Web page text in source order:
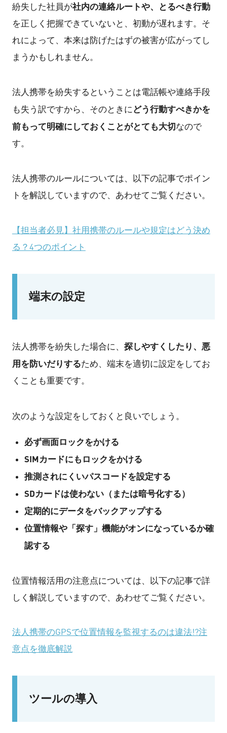
紛失した社員が社内の連絡ルートや、とるべき行動
を正しく把握できていないと、初動が遅れます。そ
れによって、本来は防げたはずの被害が広がってし
まうかもしれません。
法人携帯を紛失するということは電話帳や連絡手段
も失う訳ですから、そのときにどう行動すべきかを
前もって明確にしておくことがとても大切なので
す。
法人携帯のルールについては、以下の記事でポイン
トを解説していますので、あわせてご覧ください。
【担当者必見】社用携帯のルールや規定はどう決め
る？4つのポイント
端末の設定
法人携帯を紛失した場合に、 探しやすくしたり、悪
用を防いだりするため、端末を適切に設定をしてお
くことも重要です。
次のような設定をしておくと良いでしょう。
必ず画面ロックをかける
SIMカードにもロックをかける
推測されにくいパスコードを設定する
SDカードは使わない（または暗号化する）
定期的にデータをバックアップする
位置情報や「探す」機能がオンになっているか確
認する
位置情報活用の注意点については、以下の記事で詳
しく解説していますので、あわせてご覧ください。
法人携帯のGPSで位置情報を監視するのは違法!?注
意点を徹底解説
ツールの導入